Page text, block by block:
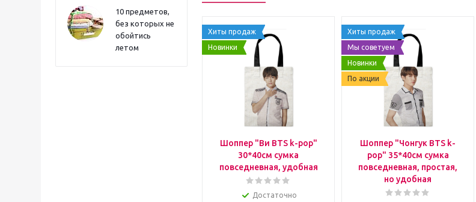
10 предметов,
без которых не
обойтись
летом
Хиты продаж
Новинки
Шоппер "Ви BTS k-pop"
30*40см сумка
повседневная, удобная
Достаточно
Хиты продаж
Мы советуем
Новинки
По акции
Шоппер "Чонгук BTS k-
pop" 35*40см сумка
повседневная, простая,
но удобная